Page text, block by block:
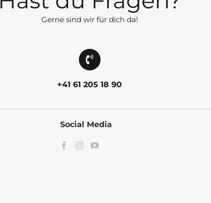
Gerne sind wir für dich da!
+41 61 205 18 90
Social Media